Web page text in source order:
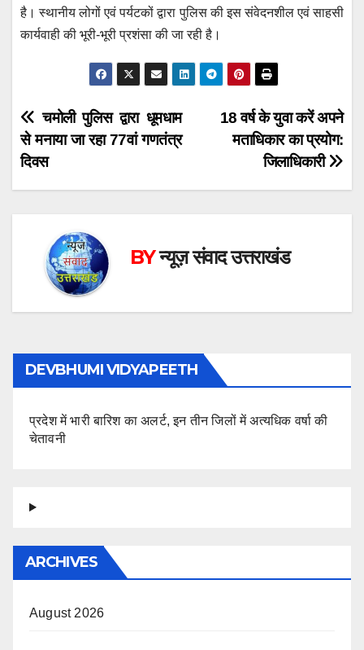
है। स्थानीय लोगों एवं पर्यटकों द्वारा पुलिस की इस संवेदनशील एवं साहसी
कार्यवाही की भूरी-भूरी प्रशंसा की जा रही है।
Post
navigation
18 वर्ष के युवा करें अपने
मताधिकार का प्रयोग:
जिलाधिकारी
चमोली पुलिस द्वारा धूमधाम
से मनाया जा रहा 77वां गणतंत्र
दिवस
BYन्यूज़ संवाद उत्तराखंड
DEVBHUMI VIDYAPEETH
प्रदेश में भारी बारिश का अलर्ट, इन तीन जिलों में अत्यधिक वर्षा की
चेतावनी
ARCHIVES
August 2026